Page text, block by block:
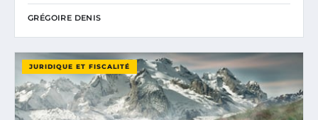
GRÉGOIRE DENIS
JURIDIQUE ET FISCALITÉ